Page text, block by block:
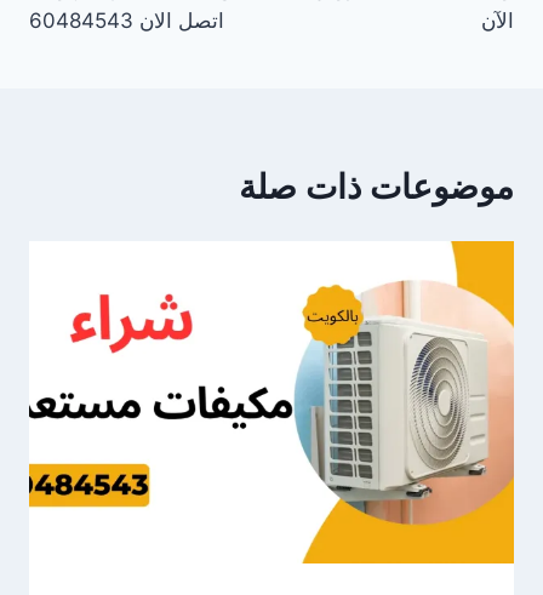
الآن اتصل الان 60484543
موضوعات ذات صلة